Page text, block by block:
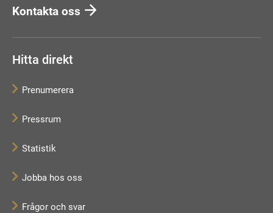
Kontakta oss
Hitta direkt
Prenumerera
Pressrum
Statistik
Jobba hos oss
Frågor och svar